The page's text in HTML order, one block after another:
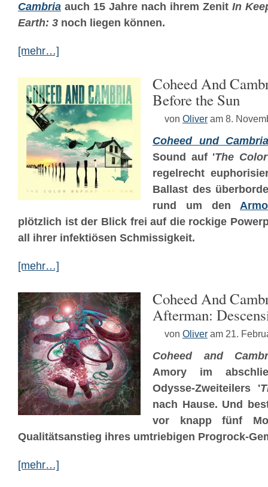
Cambria auch 15 Jahre nach ihrem Zenit In
Earth: 3 noch liegen können.
[mehr…]
Coheed And
Before the Sun
von Oliver am 8.
Coheed und Cambria
Sound auf 'The
regelrecht
Ballast des
rund um den
plötzlich ist der Blick frei auf die rockige
all ihrer infektiösen Schmissigkeit.
[mehr…]
Coheed And
Afterman:
von Oliver am 21.
Coheed and
Amory im
Odysse-Zweiteilers '
nach Hause. Und
vor knapp fünf
Qualitätsanstieg ihres umtriebigen Progrock-
[mehr…]